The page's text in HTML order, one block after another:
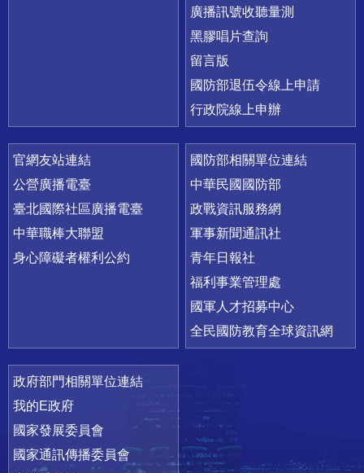
廣播訊號收聽量測
黑膠唱片查詢
留言版
國防部退伍令線上申請
行政院線上申辦
官網友站連結
公營廣播電臺
臺北國際社區廣播電臺
中華職棒大聯盟
身心障礙者權利公約
國防部相關單位連結
中華民國國防部
政戰資訊服務網
軍事新聞通訊社
青年日報社
福利事業管理處
國軍人才招募中心
全民國防教育全球資訊網
政府部門相關單位連結
我的E政府
國家發展委員會
國家通訊傳播委員會